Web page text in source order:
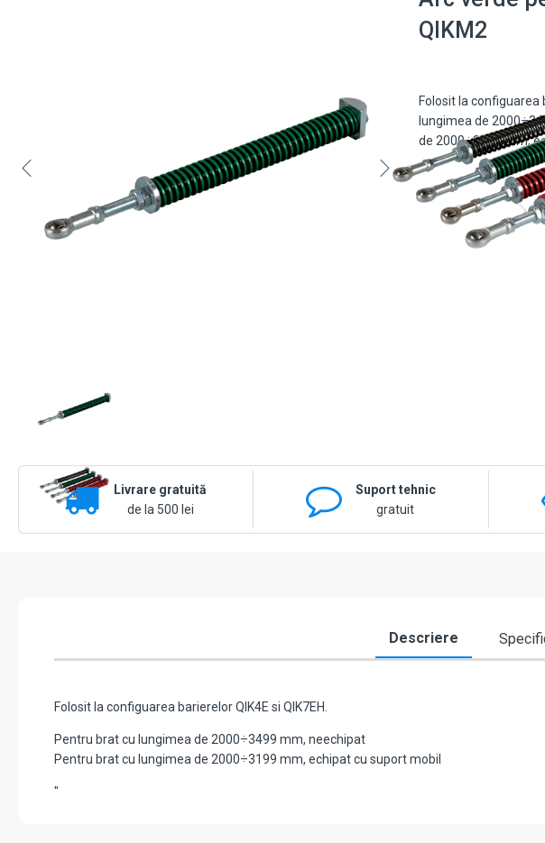
QIKM2
Folosit la configuarea
lungimea de
de 2000÷3199 mm,
Livrare gratuită
de la 500 lei
Suport tehnic
gratuit
Descriere
Folosit la configuarea barierelor QIK4E si QIK7EH.
Pentru brat cu lungimea de 2000÷3499 mm, neechipat
Pentru brat cu lungimea de 2000÷3199 mm, echipat cu suport mobil
"